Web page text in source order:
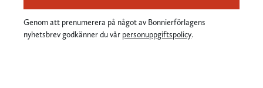
Genom att prenumerera på något av Bonnierförlagens
nyhetsbrev godkänner du vår personuppgiftspolicy.